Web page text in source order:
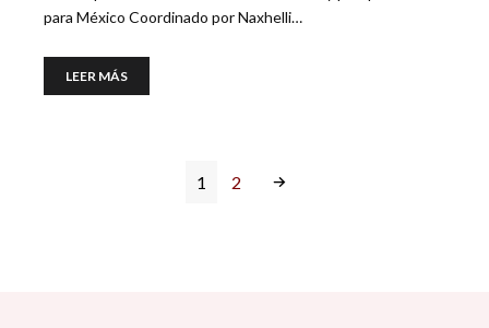
para México Coordinado por Naxhelli…
LEER MÁS
1 2